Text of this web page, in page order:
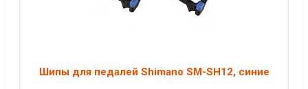
Шипы для педалей Shimano SM-SH12, синие